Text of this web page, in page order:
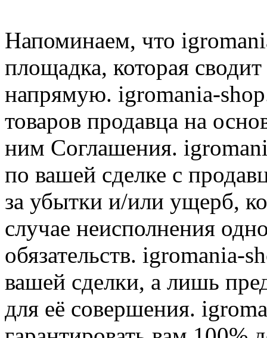
Напоминаем, что
площадка, которая
напрямую. igromania-
товаров продавца на
ним Соглашения.
по вашей сделке с
за убытки и/или ущерб,
случае неисполнения
обязательств. igromania-
вашей сделки, а лишь
для её совершения.